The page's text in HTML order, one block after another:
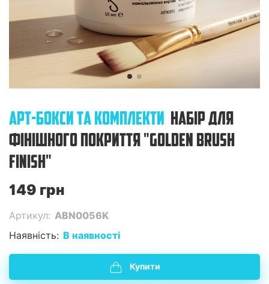
АРТ-БОКСИ ТА КОМПЛЕКТИ НАБІР ДЛЯ
ФІНІШНОГО ПОКРИТТЯ "GOLDEN BRUSH
FINISH"
149 грн
Артикул: ABN0056K
Наявність: В наявності
Купити